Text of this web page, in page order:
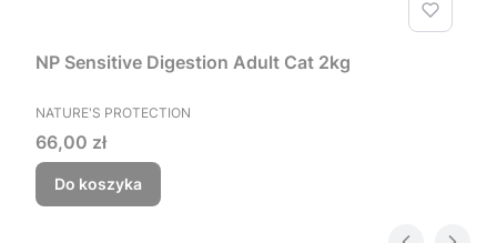
NP Sensitive Digestion Adult Cat 2kg
PRODUCENT
NATURE'S PROTECTION
Cena
66,00 zł
Do koszyka